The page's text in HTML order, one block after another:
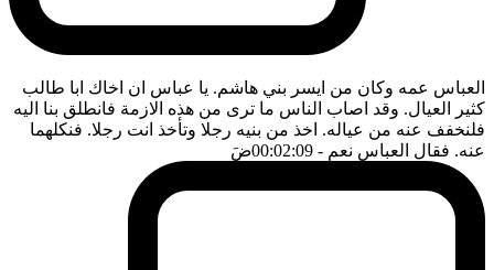
العباس عمه وكان من ايسر بني هاشم. يا عباس ان اخاك ابا طالب
كثير العيال. وقد اصاب الناس ما ترى من هذه الازمة فانطلق بنا اليه
فلنخفف عنه من عياله. اخذ من بنيه رجلا وتأخذ انت رجلا. فنكلهما
عنه. فقال العباس نعم - 00:02:09 ضَ